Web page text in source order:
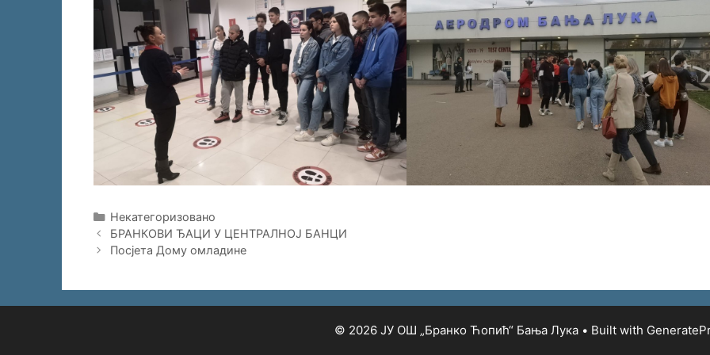
Categories
Некатегоризовано
БРАНКОВИ ЂАЦИ У ЦЕНТРАЛНОЈ БАНЦИ
Посјета Дому омладине
© 2026 ЈУ ОШ „Бранко Ћопић“ Бања Лука• Built with